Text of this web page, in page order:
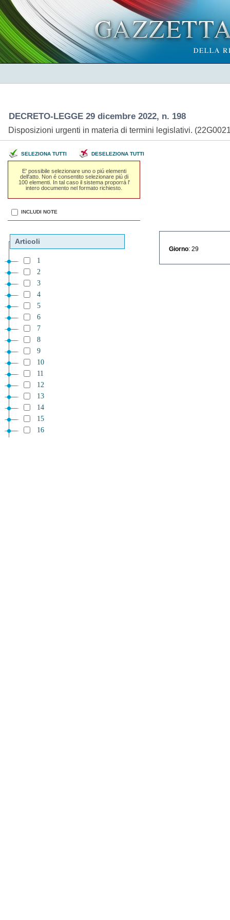
DECRETO-LEGGE 29 dicembre 2022, n. 198
Disposizioni urgenti in materia di termini legislativi.
SELEZIONA TUTTI DESELEZIONA TUTTI
E' possibile selezionare uno o piú elementi
dell'atto. Non é consentito selezionare piú di
100 elementi. In tal caso il sistema proporrá l'
intero documento nel formato richiesto.
INCLUDI NOTE
Articoli
1
2
3
4
5
6
7
8
9
10
11
12
13
14
15
16
Giorno : 29